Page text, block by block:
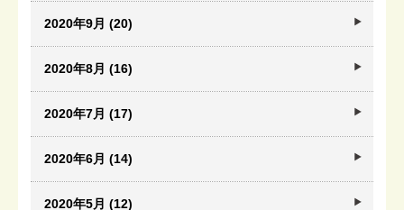
2020年9月 (20)
2020年8月 (16)
2020年7月 (17)
2020年6月 (14)
2020年5月 (12)